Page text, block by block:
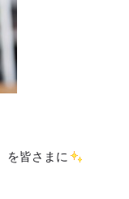
を皆さまに